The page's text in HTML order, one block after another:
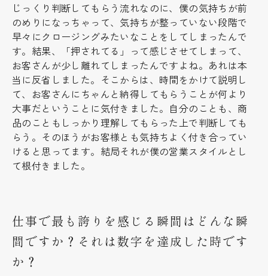
じっくり判断してもらう流れなのに、僕の気持ちが前
のめりになっちゃって、気持ちが整っていない段階で
早々にクロージングみたいなことをしてしまったんで
す。結果、「押されてる」って感じさせてしまって、
お客さんが少し離れてしまったんですよね。あれは本
当に反省しました。そこからは、時間をかけて説明し
て、お客さんにちゃんと納得してもらうことが何より
大事だということに気付きました。自分のことも、商
品のこともしっかり理解してもらった上で判断しても
らう。そのほうがお客様とも気持ちよく付き合ってい
けると思ってます。結局それが僕の営業スタイルとし
て根付きました。
仕事で最も誇りを感じる瞬間はどんな瞬
間ですか？それは数字を達成した時です
か？